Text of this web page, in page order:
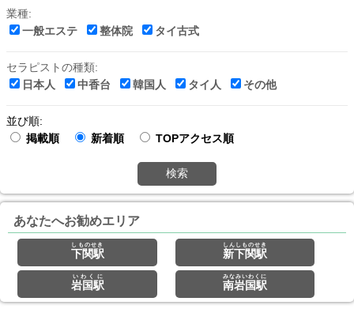
業種:
一般エステ
整体院 タイ古式
セラピストの種類:
日本人
中香台 韓国人 タイ人 その他
並び順:
掲載順
新着順 TOPアクセス順
検索
あなたへお勧めエリア
下関駅
しものせき
新下関駅
しんしものせき
岩国駅
いわくに
南岩国駅
みなみいわくに